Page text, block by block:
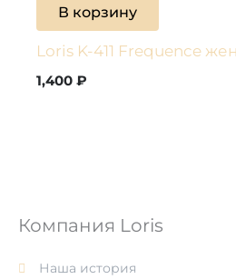
В корзину
Loris K-411 Frequence
1,400₽
Компания Loris
Наша история